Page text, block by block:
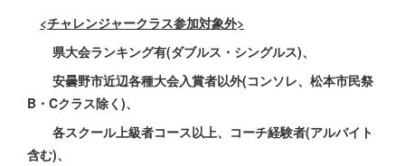
<チャレンジャークラス参加対象外>
県大会ランキング有(ダブルス・シングルス)、
安曇野市近辺各種大会入賞者以外(コンソレ、松本市民祭
B・Cクラス除く)、
各スクール上級者コース以上、コーチ経験者(アルバイト
含む)、